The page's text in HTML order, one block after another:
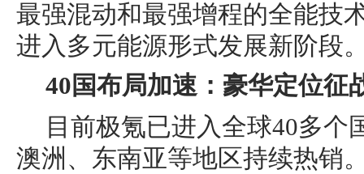
最强混动和最强增程的全能技
进入多元能源形式发展新阶段
40国布局加速：豪华定位征
目前极氪已进入全球40多个
澳洲、东南亚等地区持续热销